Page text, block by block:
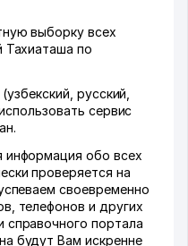
выборку всех
Тахиаташа по
русский,
сервис
обо всех
проверяется на
своевременно
телефонов и других
портала
будут Вам искренне